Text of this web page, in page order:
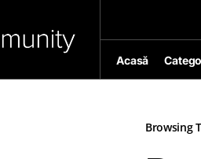
Acasă
Browsing